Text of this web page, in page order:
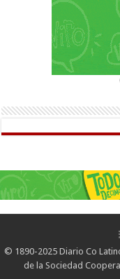
© 1890-2025 Diario Co
de la Sociedad